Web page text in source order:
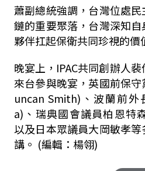
蕭副總統強調，台灣位處
鏈的重要聚落，台灣深知
夥伴扛起保衛共同珍視的價
晚宴上，IPAC共同創辦人
來台參與晚宴，英國前保
uncan Smith)、波蘭前外
a)、瑞典國會議員柏恩特
以及日本眾議員大岡敏孝
講。 (編輯：楊翎)